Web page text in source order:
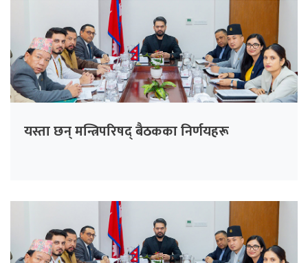
यस्ता छन् मन्त्रिपरिषद् बैठकका निर्णयहरू